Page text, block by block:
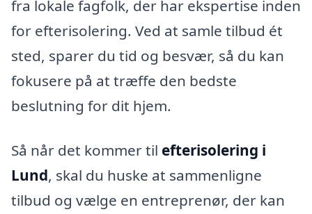
fra lokale fagfolk, der har ekspertise inden
for efterisolering. Ved at samle tilbud ét
sted, sparer du tid og besvær, så du kan
fokusere på at træffe den bedste
beslutning for dit hjem.
Så når det kommer til efterisolering i
Lund, skal du huske at sammenligne
tilbud og vælge en entreprenør, der kan